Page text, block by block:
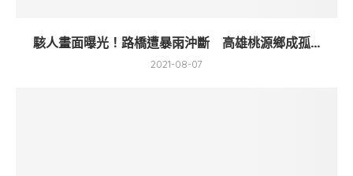
駭人畫面曝光！路橋遭暴雨沖斷 高雄桃源鄉成孤...
2021-08-07